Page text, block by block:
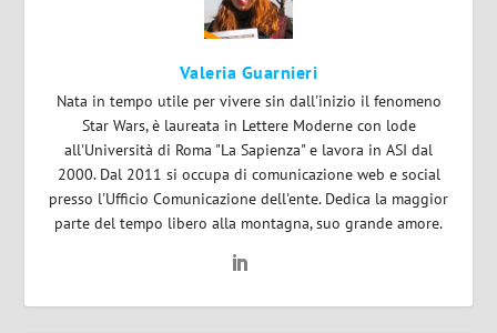
Valeria Guarnieri
Nata in tempo utile per vivere sin dall'inizio il fenomeno
Star Wars, è laureata in Lettere Moderne con lode
all'Università di Roma "La Sapienza" e lavora in ASI dal
2000. Dal 2011 si occupa di comunicazione web e social
presso l'Ufficio Comunicazione dell'ente. Dedica la maggior
parte del tempo libero alla montagna, suo grande amore.